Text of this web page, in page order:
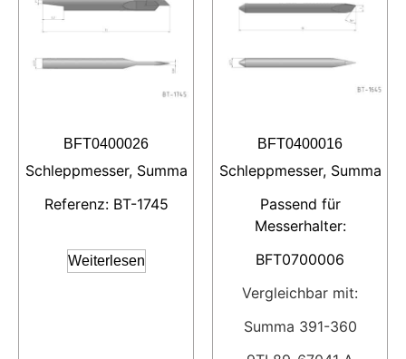
BFT0400026
Schleppmesser, Summa
Referenz: BT-1745
Weiterlesen
BFT0400016
Schleppmesser, Summa
Passend für
Messerhalter:
BFT0700006
Vergleichbar mit:
Summa 391-360